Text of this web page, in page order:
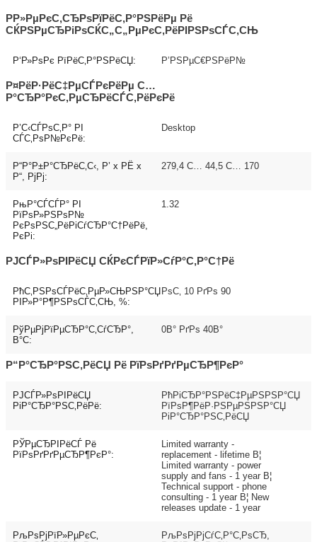
Р­Р»РµРєС‚СЂРѕРїРёС‚Р°РЅРёРµ Рё
СЌРЅРµСЂРіРѕСЌС„С„РµРєС‚РёРІРЅРѕСЃС‚СЊ
Р‘Р»РѕРє РїРёС‚Р°РЅРёСЏ: Р’РЅРµС€РЅРёР№
Р¤РёР·РёС‡РµСЃРєРёРµ С…
Р°СЂР°РєС‚РµСЂРёСЃС‚РёРєРё
Р’С‹СЃРѕС‚Р° РІ
СЃС‚РѕР№РєРё:
Desktop
Р“Р°Р±Р°СЂРёС‚С‹, Р’ x РЁ x
Р“, РјРј:
279,4 С… 44,5 С… 170
РњР°СЃСЃР° РІ
РїРѕР»РЅРѕР№
РєРѕРЅС„РёРіСѓСЂР°С†РёРё,
РєРі:
1.32
РЈСЃР»РѕРІРёСЏ СЌРєСЃРїР»СѓР°С‚Р°С†Рё
РћС‚РЅРѕСЃРёС‚РµР»СЊРЅР°СЏ
РІР»Р°Р¶РЅРѕСЃС‚СЊ, %:
РѕС‚ 10 РґРѕ 90
РўРµРјРїРµСЂР°С‚СѓСЂР°,
В°C:
0В° РґРѕ 40В°
Р“Р°СЂР°РЅС‚РёСЏ Рё РїРѕРґРґРµСЂР¶РєР°
РЈСЃР»РѕРІРёСЏ
РіР°СЂР°РЅС‚РёРё:
РћРіСЂР°РЅРёС‡РµРЅРЅР°СЏ
РїРѕР¶РёР·РЅРµРЅРЅР°СЏ
РіР°СЂР°РЅС‚РёСЏ
РЎРµСЂРІРёСЃ Рё
РїРѕРґРґРµСЂР¶РєР°:
Limited warranty -
replacement - lifetime В¦
Limited warranty - power
supply and fans - 1 year В¦
Technical support - phone
consulting - 1 year В¦ New
releases update - 1 year
РљРѕРјРїР»РµРєС‚
РљРѕРјРјСѓС‚Р°С‚РѕСЂ,